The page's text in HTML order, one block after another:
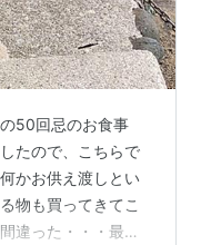
50回忌のお食事
たので、こちらで
かお供え渡しとい
物も買ってきてこ
違った・・・最初